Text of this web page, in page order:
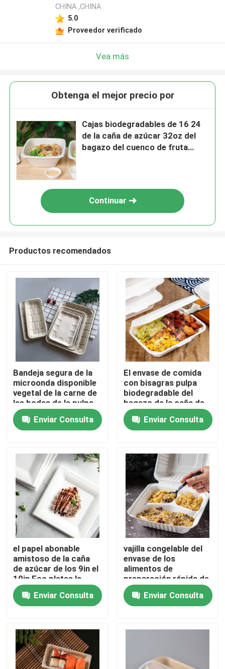
Inicio
Sobre nosotros
Productos
Vajilla disponible biodegradable
Vajilla biodegradable del bagazo
Vajilla abonable del partido
Vajilla de la maicena
tazas de papel disponibles
Combustible frotante de la mecha
CHINA ,CHINA
5.0
Proveedor verificado
Vea más
Obtenga el mejor precio por
Cajas biodegradables de 16 24
de la caña de azúcar 32oz del
bagazo del cuenco de fruta
Continuar
Productos recomendados
Bandeja segura de la
microonda disponible
vegetal de la carne de
las bodas de la pulpa
del bagazo de la caña
de azúcar de la fruta
Enviar Consulta
El envase de comida
con bisagras pulpa
biodegradable del
bagazo de la caña de
azúcar de 7 de los x
5in saca la fiambrera
Enviar Consulta
el papel abonable
amistoso de la caña
de azúcar de los 9in el
10in Eco platea la
placa cuadrada de la
torta del postre
Enviar Consulta
vajilla congelable del
envase de los
alimentos de
preparación rápida de
la caña de azúcar de
los 8in de la cubierta
los 9in biodegradable
Enviar Consulta